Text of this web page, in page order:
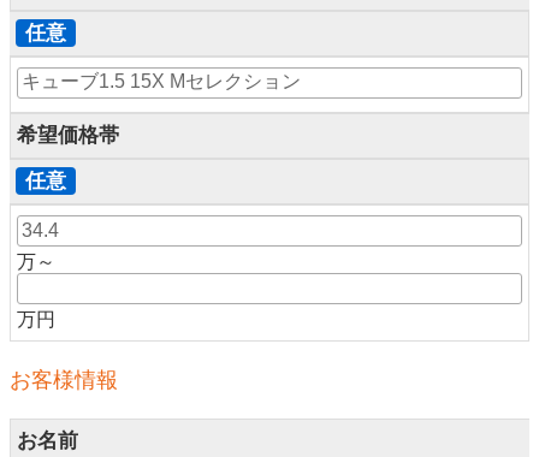
任意
希望価格帯
任意
万～
万円
お客様情報
お名前